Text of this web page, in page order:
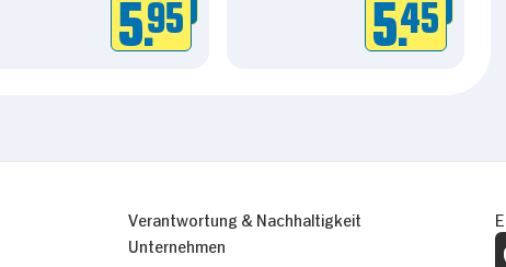
5.95 5.45
Verantwortung & Nachhaltigkeit
Unternehmen